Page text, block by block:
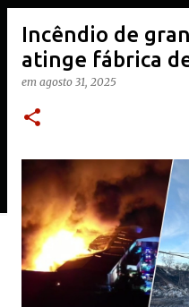
Incêndio de
atinge fábrica
em agosto 31, 2025